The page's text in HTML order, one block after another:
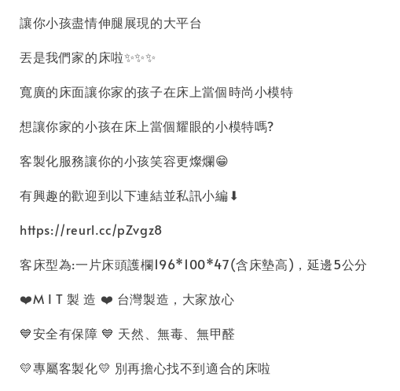
讓你小孩盡情伸腿展現的大平台
丟是我們家的床啦✨✨✨
寬廣的床面讓你家的孩子在床上當個時尚小模特
想讓你家的小孩在床上當個耀眼的小模特嗎?
客製化服務讓你的小孩笑容更燦爛😁
有興趣的歡迎到以下連結並私訊小編⬇
https://reurl.cc/pZvgz8
客床型為:一片床頭護欄196*100*47(含床墊高)，延邊5公分
❤️M I T 製 造 ❤️ 台灣製造，大家放心
💙安全有保障 💙 天然、無毒、無甲醛
💛專屬客製化💛 別再擔心找不到適合的床啦